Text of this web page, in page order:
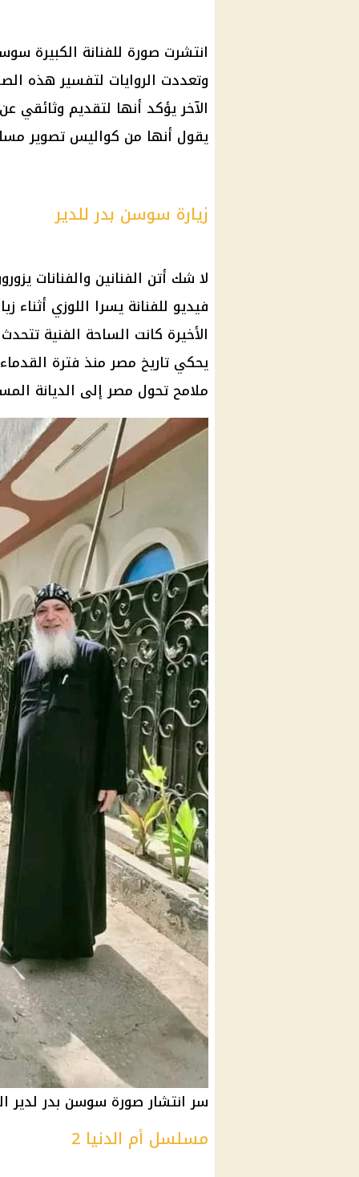
انتشرت صورة للفنانة الكبيرة
وتعددت الروايات لتفسير هذه
الآخر يؤكد أنها لتقديم وثائقي
يقول أنها من كواليس تصوير
زيارة سوسن بدر للدير
لا شك أتن الفنانين والفنانات
فيديو للفنانة يسرا اللوزي أثناء
يحكي تاريخ مصر منذ فترة
ملامح تحول مصر إلى الديانة
سر انتشار صورة سوسن بدر لدير
مسلسل أم الدنيا 2